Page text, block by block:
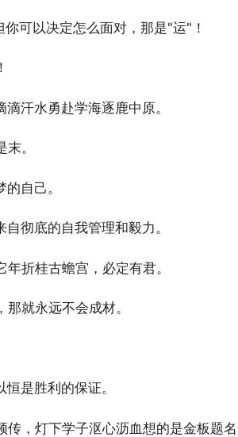
可以决定怎么面对，那是"运"！
汗水勇赴学海逐鹿中原。
。
自己。
彻底的自我管理和毅力。
折桂古蟾宫，必定有君。
就永远不会成材。
是胜利的保证。
，灯下学子沤心沥血想的是金板题名